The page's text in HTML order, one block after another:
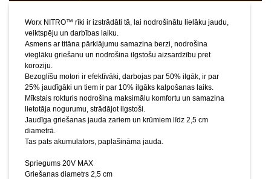
Asmens ar titāna pārklājumu
Bezoglīšu motors
POWERSHARE tehnoloģija
Komplektā
Akumulators 20V 2,0 Ah, 2A lādētājs
Worx NITRO™ rīki ir izstrādāti tā, lai nodrošinātu lielāku jaudu,
veiktspēju un darbības laiku.
Asmens ar titāna pārklājumu samazina berzi, nodrošina
vieglāku griešanu un nodrošina ilgstošu aizsardzību pret
koroziju.
Bezoglīšu motori ir efektīvāki, darbojas par 50% ilgāk, ir par
25% jaudīgāki un tiem ir par 10% ilgāks kalpošanas laiks.
Mīkstais rokturis nodrošina maksimālu komfortu un samazina
lietotāja nogurumu, strādājot ilgstoši.
Jaudīga griešanas jauda zariem un krūmiem līdz 2,5 cm
diametrā.
Tas pats akumulators, paplašināma jauda.
Spriegums 20V MAX
Griešanas diametrs 2,5 cm